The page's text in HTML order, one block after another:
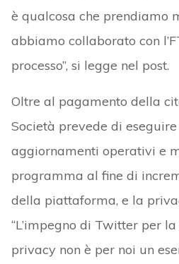
è qualcosa che prendiamo
abbiamo collaborato con
processo”, si legge nel post.
Oltre al pagamento della
Società prevede di
aggiornamenti operativi e
programma al fine di
della piattaforma, e la
“L’impegno di Twitter per
privacy non è per noi un